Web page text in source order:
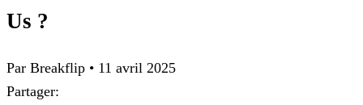
Us ?
Par Breakflip • 11 avril 2025
Partager: